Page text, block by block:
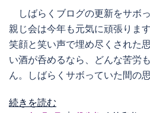
しばらくブログの更新をサボ
親じ会は今年も元気に頑張りま
笑顔と笑い声で埋め尽くされた
い酒が呑めるなら、どんな苦労
ん。しばらくサボっていた間の
続きを読む